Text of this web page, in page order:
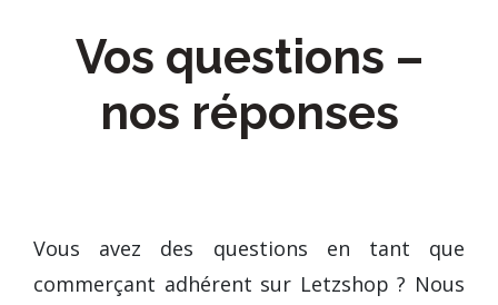
Vos questions –
nos réponses
Vous avez des questions en tant que
commerçant adhérent sur Letzshop ? Nous